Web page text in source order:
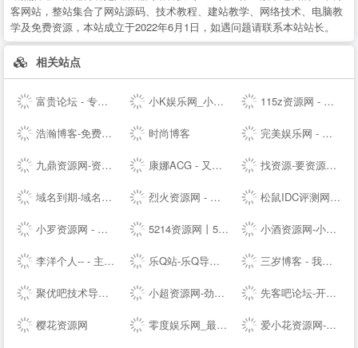
客网站，整站集合了网站源码、技术教程、建站教学、网络技术、电脑教
学及免费资源，本站成立于2022年6月1日，如遇问题请联系本站站长。
相关站点
富贵论坛 - 专业的虚拟物品交易论坛，QQ号，YY号，手机号，邮箱，游戏帐号交易 - FGBBS.NET 小K娱乐网_小K网-QQ活动_资源分享-源码基地-网赚项目-安卓绿色软件基地 115z资源网 - 专注网络资源快速下载
浩瀚博客-免费教程资源网 时尚博客 完美娱乐网 - 免费活动福利等分享平台
九鼎资源网-资源分享-源码基地-综合优质网络资源收集分享 康娜ACG - 又一个二次元聚集站点 找资源-要资源就上找资源|专业提供,免费资源,活动资源,源码资源,励志打造全网最好最全的资源大全 -
域名到期-域名续费提醒 烈火资源网 - 实用并且丰富的资源大全 松鼠IDC评测网-服务器_云服务器_主机_优惠_促销_测评
小罗资源网 - 全网最精免费优质资源,活动线报,实用软件,技术教程等内容 5214资源网丨5214辅助网丨5214商铺丨游戏辅助网丨辅助网 小酒资源网-小酒专业分享技术术教程
李洋个人-- - 主题模板制作_企业网站搭建_SEO排名优化等多元化服务的个人--网站（Talklee空间） 乐Q站-乐Q导航网 三岁博客 - 我的世界只有你懂
聚优吧技术导航 - 汇聚国内优质资源技术教程网站 小超资源网-劲爆游戏辅助网_我爱辅助网_专注分享绿色软件 先客吧论坛-开放交流-极致分享
樱花资源网 零度娱乐网_最专业的资源收集分享平台_破解软件教程源码分享|易语言源码|线报乐园|最专业的技术网站|最新QQ资讯 爱小花资源网-免费分享好资源-小花资源网-应有尽有！